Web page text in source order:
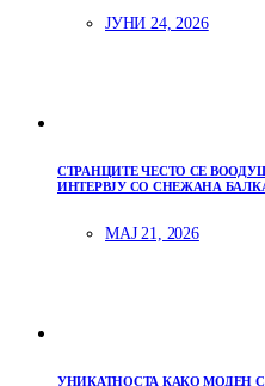
ЈУНИ 24, 2026
СТРАНЦИТЕ ЧЕСТО СЕ
ИНТЕРВЈУ СО СНЕЖАНА
МАЈ 21, 2026
УНИКАТНОСТА КАКО МОДЕН